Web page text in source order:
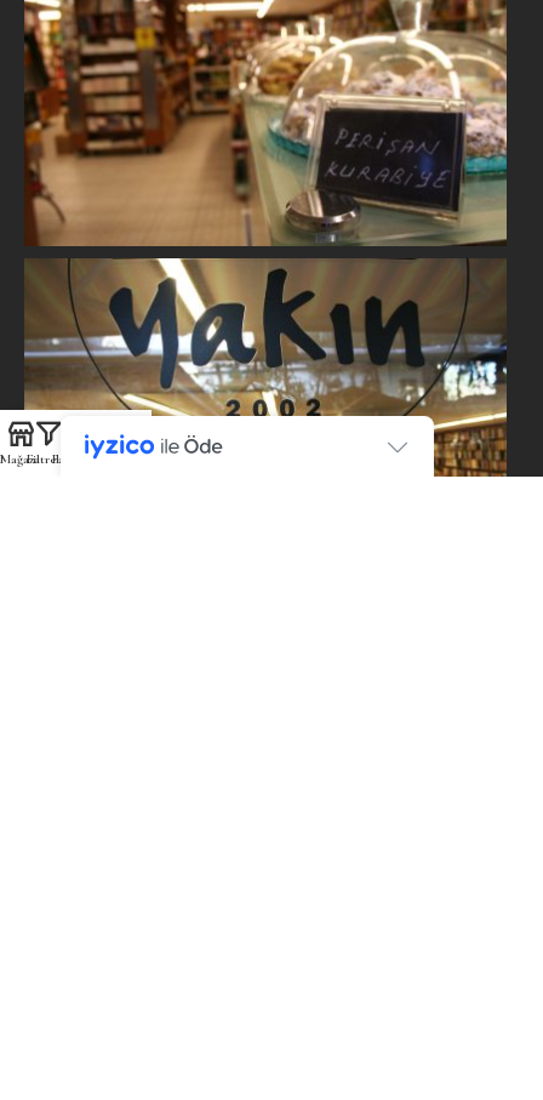
MağazaFiltrelerFavorilerSepetHesabım